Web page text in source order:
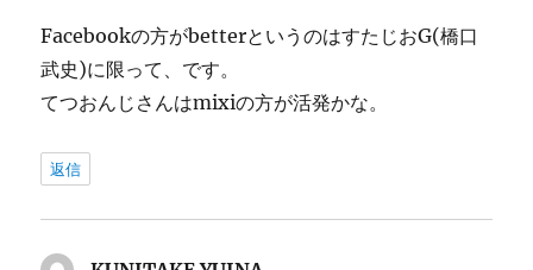
Facebookの方がbetterというのはすたじおG(橋口
武史)に限って、です。
てつおんじさんはmixiの方が活発かな。
返信